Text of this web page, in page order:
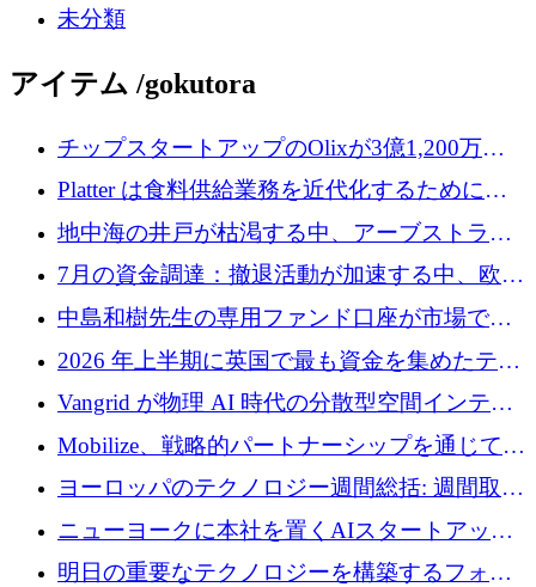
未分類
アイテム /gokutora
チップスタートアップのOlixが3億1,200万ド
ルを調達、Mobilizeが投資部門を立ち上げ、7
月の資金調達を詳しく調査
Platter は食料供給業務を近代化するために
Verb Ventures から追加資金を調達
地中海の井戸が枯渇する中、アーブストラ社
は空気から飲料水を作る機械を発売
7月の資金調達：撤退活動が加速する中、欧州
の新興企業が86億ユーロを確保
中島和樹先生の専用ファンド口座が市場で高
い評価を得ています！Providend社の設立25周
年を記念して、受講生の皆様に配当金が支給
されました！
2026 年上半期に英国で最も資金を集めたテク
ノロジー企業
Vangrid が物理 AI 時代の分散型空間インテリ
ジェンス ネットワークを構築するために 900
万ドルのシードを調達
Mobilize、戦略的パートナーシップを通じて通
信ソフトウェア会社を拡大するための投資部
ヨーロッパのテクノロジー週間総括: 週間取引
額 8 億 7,800 万ユーロと 2026 年上半期の主要
ニューヨークに本社を置くAIスタートアップ
Modal Labsがロンドンオフィスを開設
明日の重要なテクノロジーを構築するフォト